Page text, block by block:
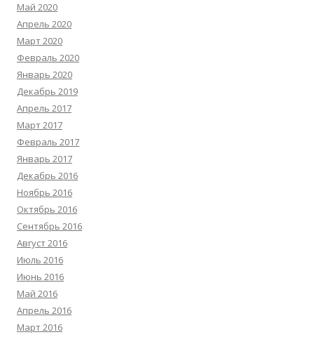
Май 2020
Апрель 2020
Март 2020
Февраль 2020
Январь 2020
Декабрь 2019
Апрель 2017
Март 2017
Февраль 2017
Январь 2017
Декабрь 2016
Ноябрь 2016
Октябрь 2016
Сентябрь 2016
Август 2016
Июль 2016
Июнь 2016
Май 2016
Апрель 2016
Март 2016